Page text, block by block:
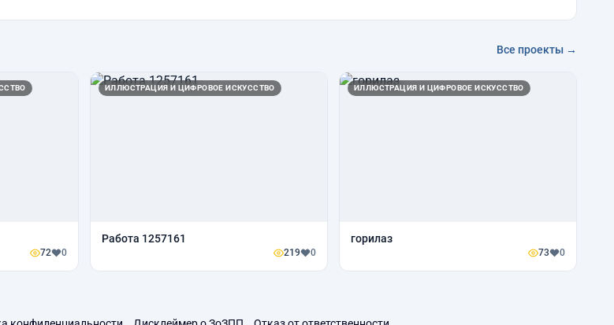
Все проекты →
72 0
ИЛЛЮСТРАЦИЯ И ЦИФРОВОЕ ИСКУССТВО
Работа 1257161
219 0
ИЛЛЮСТРАЦИЯ И ЦИФРОВОЕ ИСКУССТВО
горилаз
73 0